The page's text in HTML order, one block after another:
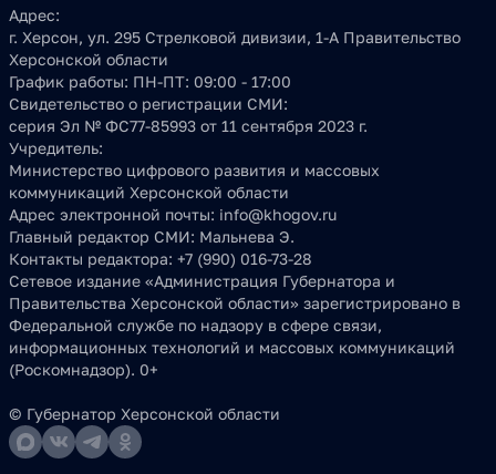
Адрес:
г. Херсон, ул. 295 Стрелковой дивизии, 1-А Правительство
Херсонской области
График работы: ПН-ПТ: 09:00 - 17:00
Свидетельство о регистрации СМИ:
серия Эл № ФС77-85993 от 11 сентября 2023 г.
Учредитель:
Министерство цифрового развития и массовых
коммуникаций Херсонской области
Адрес электронной почты: info@khogov.ru
Главный редактор СМИ: Мальнева Э.
Контакты редактора: +7 (990) 016-73-28
Сетевое издание «Администрация Губернатора и
Правительства Херсонской области» зарегистрировано в
Федеральной службе по надзору в сфере связи,
информационных технологий и массовых коммуникаций
(Роскомнадзор). 0+
© Губернатор Херсонской области